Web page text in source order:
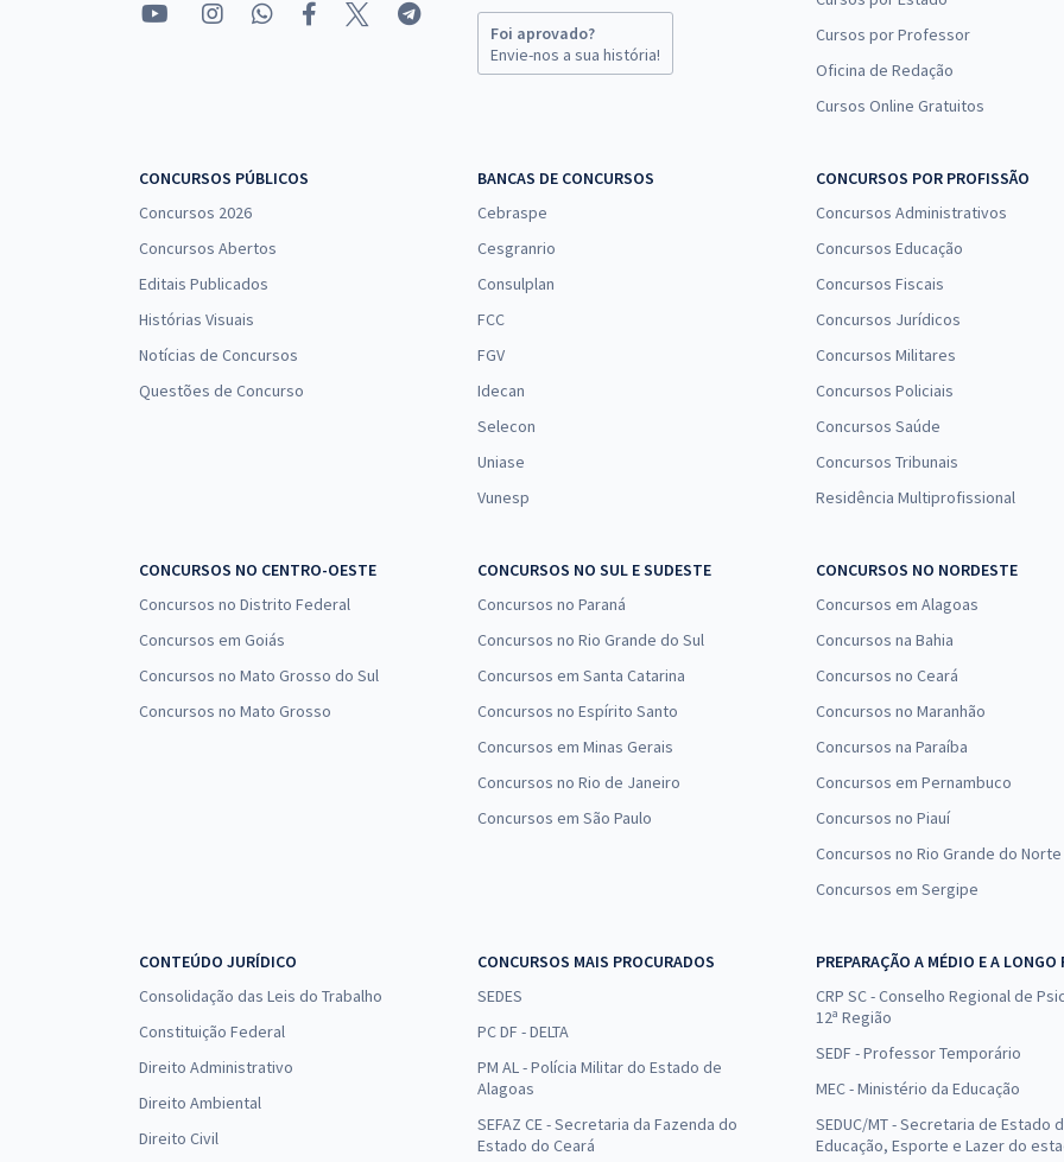
Foi aprovado?
Envie-nos a sua história!
Cursos por Professor
Oficina de Redação
Cursos Online Gratuitos
CONCURSOS PÚBLICOS
Concursos 2026
Concursos Abertos
Editais Publicados
Histórias Visuais
Notícias de Concursos
Questões de Concurso
BANCAS DE CONCURSOS
Cebraspe
Cesgranrio
Consulplan
FCC
FGV
Idecan
Selecon
Uniase
Vunesp
CONCURSOS POR PROFISSÃO
Concursos Administrativos
Concursos Educação
Concursos Fiscais
Concursos Jurídicos
Concursos Militares
Concursos Policiais
Concursos Saúde
Concursos Tribunais
Residência Multiprofissional
CONCURSOS NO CENTRO-OESTE
Concursos no Distrito Federal
Concursos em Goiás
Concursos no Mato Grosso do Sul
Concursos no Mato Grosso
CONCURSOS NO SUL E SUDESTE
Concursos no Paraná
Concursos no Rio Grande do Sul
Concursos em Santa Catarina
Concursos no Espírito Santo
Concursos em Minas Gerais
Concursos no Rio de Janeiro
Concursos em São Paulo
CONCURSOS NO NORDESTE
Concursos em Alagoas
Concursos na Bahia
Concursos no Ceará
Concursos no Maranhão
Concursos na Paraíba
Concursos em Pernambuco
Concursos no Piauí
Concursos no Rio Grande do Norte
Concursos em Sergipe
CONTEÚDO JURÍDICO
Consolidação das Leis do Trabalho
Constituição Federal
Direito Administrativo
Direito Ambiental
Direito Civil
CONCURSOS MAIS PROCURADOS
SEDES
PC DF - DELTA
PM AL - Polícia Militar do Estado de
Alagoas
SEFAZ CE - Secretaria da Fazenda do
Estado do Ceará
PREPARAÇÃO A MÉDIO E A LONGO
CRP SC - Conselho Regional de
12ª Região
SEDF - Professor Temporário
MEC - Ministério da Educação
SEDUC/MT - Secretaria de Estado
Educação, Esporte e Lazer do